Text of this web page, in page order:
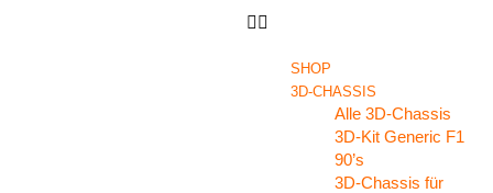
SHOP
3D-CHASSIS
Alle 3D-Chassis
3D-Kit Generic F1
90’s
3D-Chassis für